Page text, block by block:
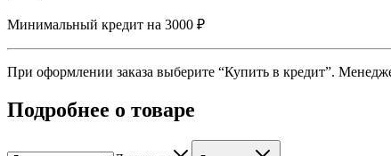
Минимальный кредит на 3000 ₽
При оформлении заказа выберите “Купить в кредит”.
Подробнее о товаре